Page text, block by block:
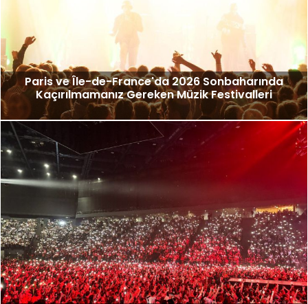
Paris ve Île-de-France'da 2026 Sonbaharında
Kaçırılmamanız Gereken Müzik Festivalleri